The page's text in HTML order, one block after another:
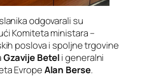
odgovarali su
Komiteta ministara –
poslova i spoljne trgovine
Gzavije Beteli generalni
EvropeAlan Berse.